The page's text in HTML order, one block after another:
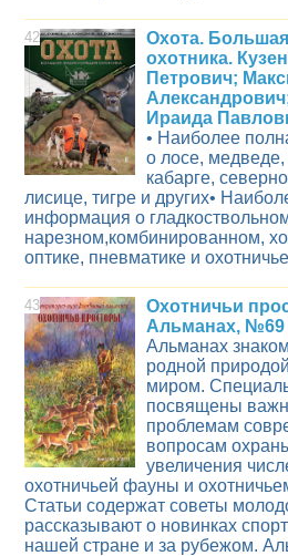
42
Охота.
охотника.
Петрович;
Ираида
• Наиболее
о лосе, медведе,
кабарге,
лисице, тигре и других•
информация о
нарезном,комбинированном,
оптике, пневматике и
43
Охотничьи
Альманах, №69
Альманах
родной
миром.
посвящены
проблемам
вопросам
увеличения
охотничьей фауны и
Статьи содержат советы
рассказывают о новинках
нашей стране и за рубежом.